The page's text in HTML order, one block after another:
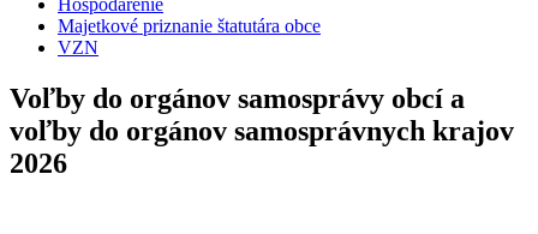
Hospodárenie
Majetkové priznanie štatutára obce
VZN
Voľby do orgánov samosprávy obcí a
voľby do orgánov samosprávnych krajov
2026